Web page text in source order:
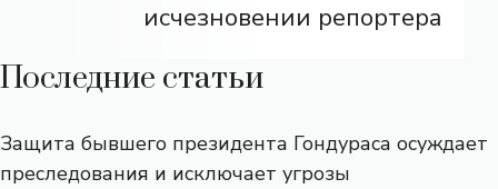
исчезновении репортера
Последние статьи
Защита бывшего президента Гондураса осуждает
преследования и исключает угрозы